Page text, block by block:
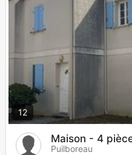
12
Maison - 4
Puilboreau